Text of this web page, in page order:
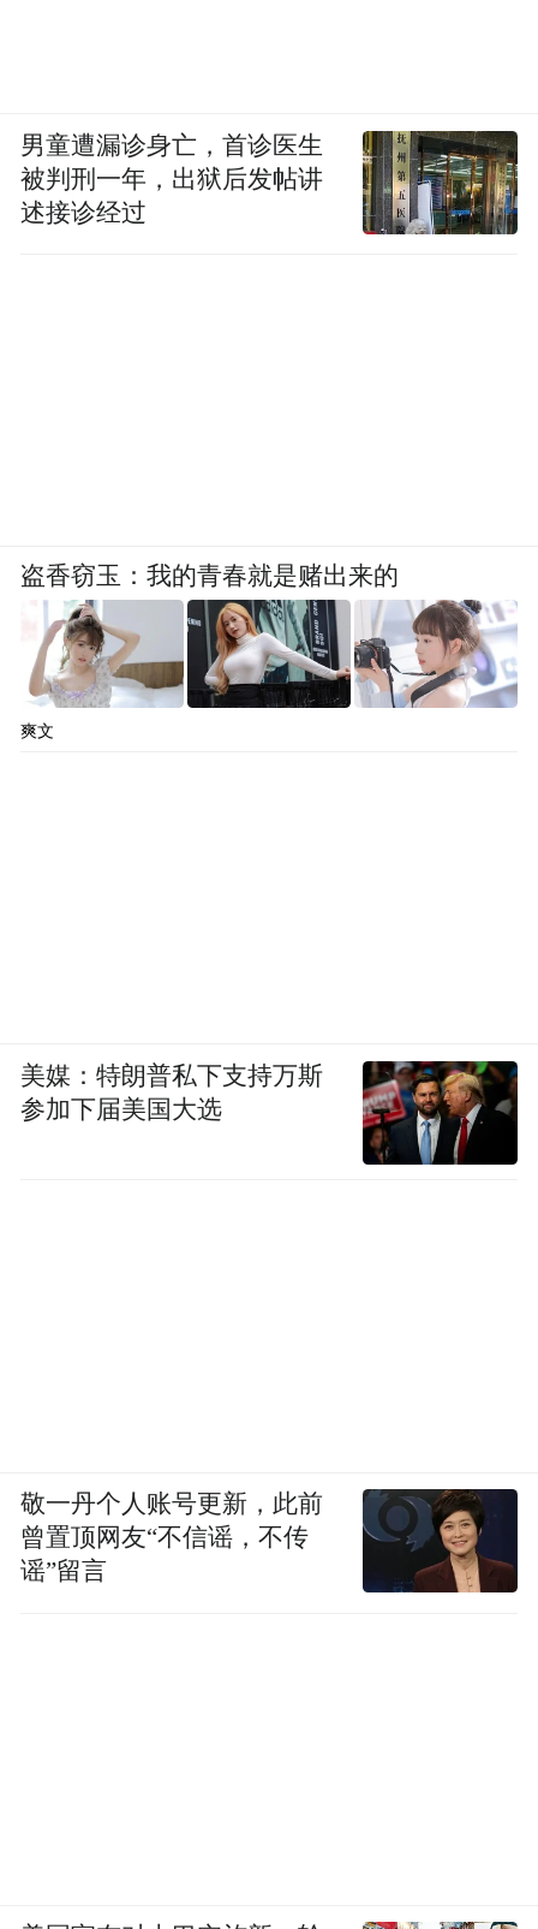
男童遭漏诊身亡，首诊医生
被判刑一年，出狱后发帖讲
述接诊经过
盗香窃玉：我的青春就是赌出来的
爽文
美媒：特朗普私下支持万斯
参加下届美国大选
敬一丹个人账号更新，此前
曾置顶网友“不信谣，不传
谣”留言